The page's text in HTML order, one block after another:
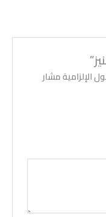
الإلزامية مشار